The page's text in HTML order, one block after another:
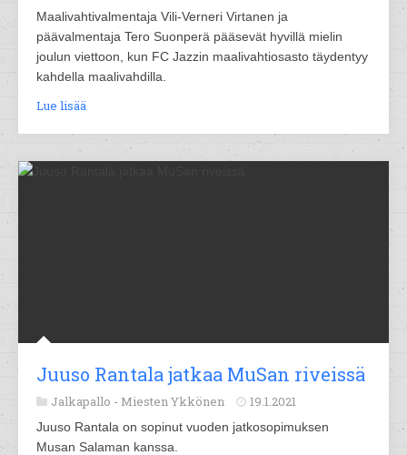
Maalivahtivalmentaja Vili-Verneri Virtanen ja
päävalmentaja Tero Suonperä pääsevät hyvillä mielin
joulun viettoon, kun FC Jazzin maalivahtiosasto täydentyy
kahdella maalivahdilla.
Lue lisää
Juuso Rantala jatkaa MuSan riveissä
Jalkapallo - Miesten Ykkönen 19.1.2021
Juuso Rantala on sopinut vuoden jatkosopimuksen
Musan Salaman kanssa.